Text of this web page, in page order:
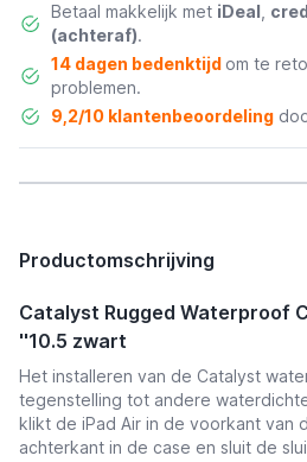
Betaal makkelijk met iDeal
(achteraf).
14 dagen bedenktijd om te
problemen.
9,2/10 klantenbeoordeling
Productomschrijving
Catalyst Rugged Waterproof
''10.5 zwart
Het installeren van de Catalyst
tegenstelling tot andere
klikt de iPad Air in de voorkant van
achterkant in de case en sluit de